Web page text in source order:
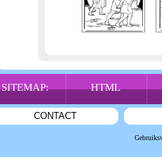
SITEMAP: HTML
CONTACT